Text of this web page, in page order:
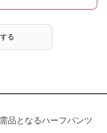
る
品となるハーフパンツ